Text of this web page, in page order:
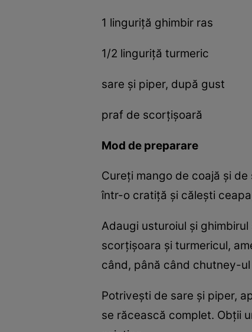
1 linguriță ghimbir ras
1/2 linguriță turmeric
sare și piper, după gust
praf de scorțișoară
Mod de preparare
Cureți mango de coajă și
într-o cratiță și călești
Adaugi usturoiul și
scorțișoara și turmericul,
când, până când chutney-
Potrivești de sare și piper,
se răcească complet. Obții